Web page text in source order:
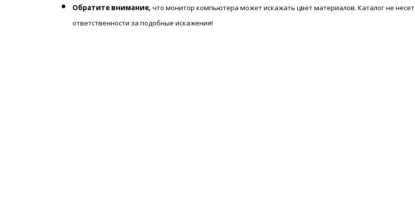
Обратите внимание, что монитор компьютера может искажать цвет материалов. Каталог не несет
ответственности за подобные искажения!